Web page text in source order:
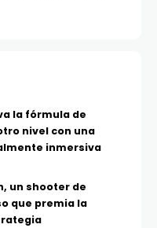
la fórmula de
nivel con una
inmersiva
un shooter de
que premia la